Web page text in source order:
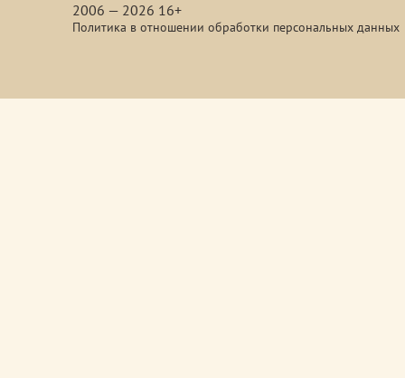
2006 — 2026 16+
Политика в отношении обработки персональных данных